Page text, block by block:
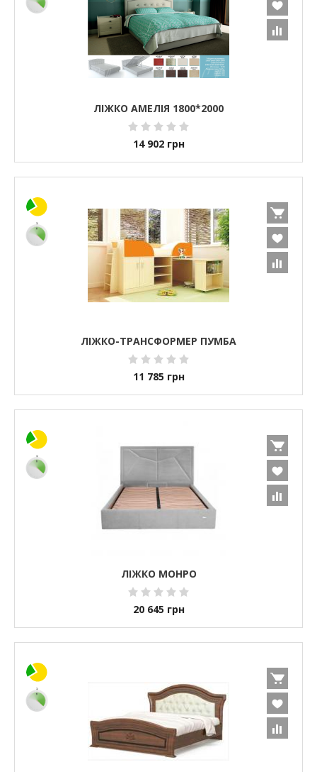
ЛІЖКО АМЕЛІЯ 1800*2000
14 902 грн
ЛІЖКО-ТРАНСФОРМЕР ПУМБА
11 785 грн
ЛІЖКО МОНРО
20 645 грн